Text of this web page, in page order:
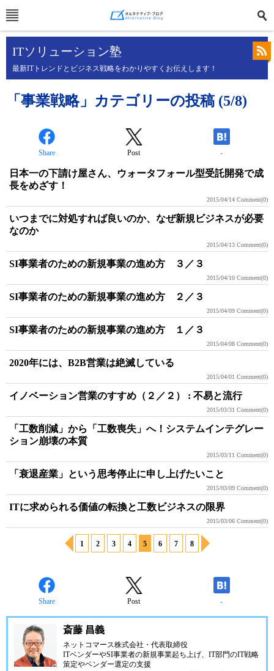
ITソリューション塾
最新ITトレンドとビジネス戦略をわかりやすくお伝えします！
「事業戦略」カテゴリーの投稿 (5/8)
Share Post -
日本一の下請け屋さん、ウォータフォール型受託開発で成
長をめざす！
2015/04/14 Comment(0)
いつまでに対処すれば良いのか、なぜ新規ビジネスが必要
なのか
2015/04/13 Comment(0)
SI事業者のための新規事業の進め方 ３／３
2015/04/10 Comment(0)
SI事業者のための新規事業の進め方 ２／３
2015/04/09 Comment(0)
SI事業者のための新規事業の進め方 １／３
2015/04/08 Comment(0)
2020年には、B2B営業は絶滅している
2015/04/01 Comment(0)
イノベーション営業のすすめ（２／２） : 不易と流行
2015/03/31 Comment(0)
「工数削減」から「工数喪失」へ！システムインテグレー
ション崩壊の本質
2015/03/11 Comment(0)
「衰退産業」という思考停止に申し上げたいこと
2015/03/09 Comment(0)
ITに求められる価値の転換と工数ビジネスの限界
2015/03/06 Comment(0)
1 2 3 4 5 6 7 8
Share Post -
斎藤 昌義
ネットコマース株式会社 ・代表取締役
ITベンダーやSI事業者の新規事業起ち上げ、IT部門のIT戦略
策定やベンダー選定の支援